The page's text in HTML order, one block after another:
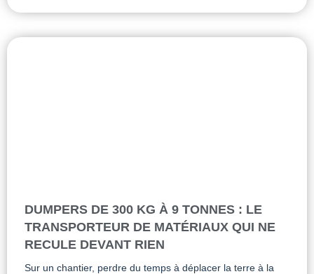
DUMPERS DE 300 KG À 9 TONNES : LE
TRANSPORTEUR DE MATÉRIAUX QUI NE
RECULE DEVANT RIEN
Sur un chantier, perdre du temps à déplacer la terre à la